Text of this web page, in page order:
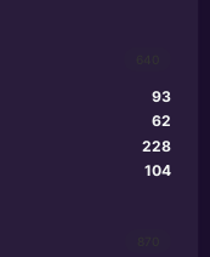
93
62
228
104